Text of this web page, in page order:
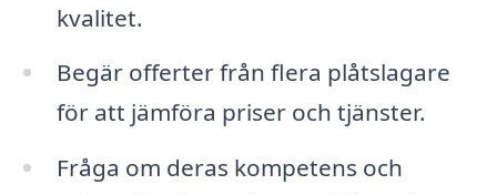
kvalitet.
Begär offerter från flera plåtslagare
för att jämföra priser och tjänster.
Fråga om deras kompetens och